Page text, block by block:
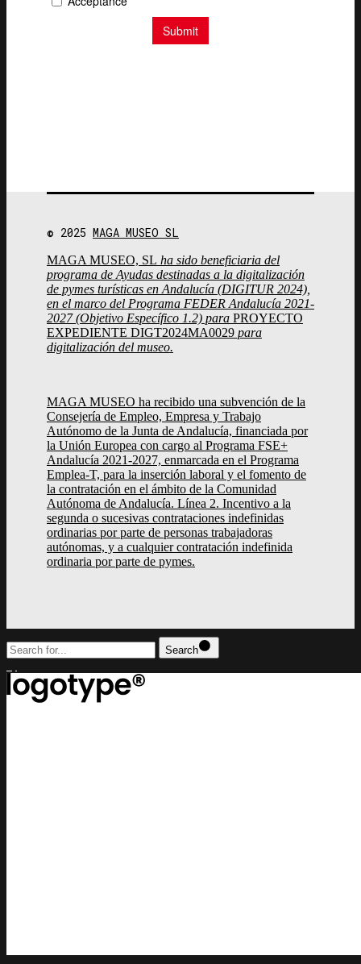
© 2025 MAGA MUSEO SL
MAGA MUSEO, SL ha sido beneficiaria del
programa de Ayudas destinadas a la digitalización
de pymes turísticas en Andalucía (DIGITUR 2024),
en el marco del Programa FEDER Andalucía 2021-
2027 (Objetivo Específico 1.2) para PROYECTO
EXPEDIENTE DIGT2024MA0029 para
digitalización del museo.
MAGA MUSEO ha recibido una subvención de la
Consejería de Empleo, Empresa y Trabajo
Autónomo de la Junta de Andalucía, financiada por
la Unión Europea con cargo al Programa FSE+
Andalucía 2021-2027, enmarcada en el Programa
Emplea-T, para la inserción laboral y el fomento de
la contratación en el ámbito de la Comunidad
Autónoma de Andalucía. Línea 2. Incentivo a la
segunda o sucesivas contrataciones indefinidas
ordinarias por parte de personas trabajadoras
autónomas, y a cualquier contratación indefinida
ordinaria por parte de pymes.
Search